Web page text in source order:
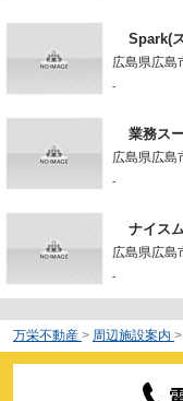
Spark(
広島県広島
-
業務ス
広島県広島
-
ナイス
広島県広島
-
万栄不動産 > 周辺施設案内 >